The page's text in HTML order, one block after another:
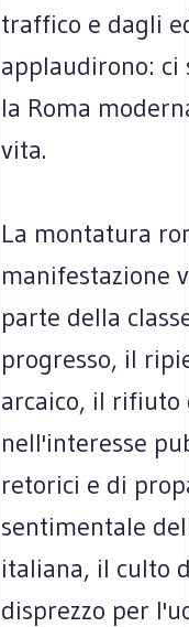
traffico e dagli
applaudirono: ci
la Roma
vita.
La montatura
manifestazione
parte della
progresso, il
arcaico, il rifiuto
nell'interesse
retorici e di
sentimentale
italiana, il culto
disprezzo per